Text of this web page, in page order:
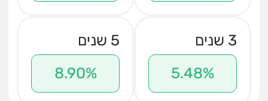
3 שנים
5.48%
5 שנים
8.90%